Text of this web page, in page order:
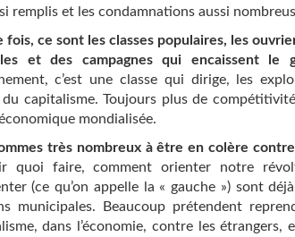
remplis et les condamnations aussi
fois, ce sont les classes populaires, les
et des campagnes qui encaissent le
c’est une classe qui dirige, les
du capitalisme. Toujours plus de
mondialisée.
très nombreux à être en colère
quoi faire, comment orienter notre
(ce qu’on appelle la « gauche ») sont
municipales. Beaucoup prétendent
dans l’économie, contre les